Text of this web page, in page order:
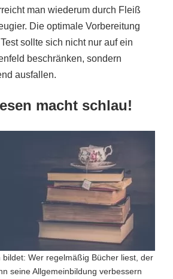
man wiederum durch Fleiß
Die optimale Vorbereitung
sollte sich nicht nur auf ein
beschränken, sondern
ausfallen.
macht schlau!
bildet: Wer regelmäßig Bücher liest, der
seine Allgemeinbildung verbessern